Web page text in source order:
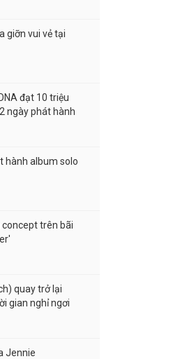
giỡn vui vẻ tại
đạt 10 triệu
ngày phát hành
hành album solo
concept trên bãi
quay trở lại
gian nghỉ ngơi
Jennie